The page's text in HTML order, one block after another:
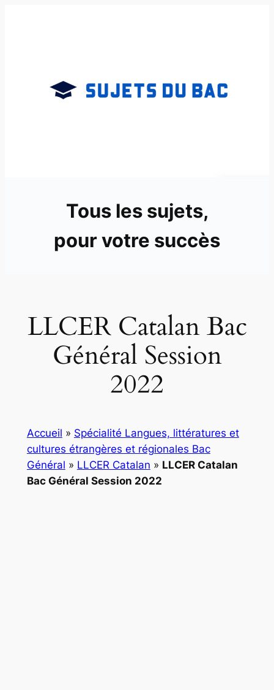
Tous les sujets,
pour votre succès
LLCER Catalan Bac
Général Session
2022
Accueil » Spécialité Langues, littératures et
cultures étrangères et régionales Bac
Général » LLCER Catalan » LLCER Catalan
Bac Général Session 2022